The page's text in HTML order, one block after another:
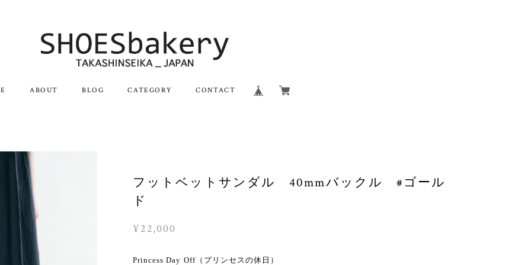
ABOUT BLOG CATEGORY CONTACT
フットベットサンダル 40mmバックル #ゴール
ド
¥22,000
Princess Day Off（プリンセスの休日）